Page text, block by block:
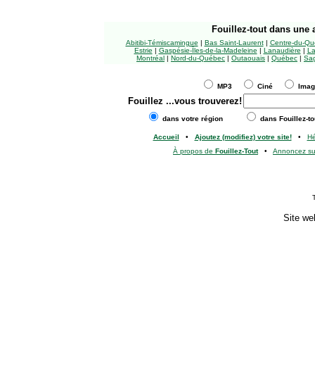
Fouillez-tout dans une
Abitibi-Témiscamingue | Bas Saint-Laurent| Centre-du-
Estrie | Gaspésie-Îles-de-la-Madeleine | Lanaudière |
Montréal | Nord-du-Québec | Outaouais | Québec |
MP3 Ciné
Fouillez ...vous trouverez!
dans votre région dans Fouillez-
Accueil • Ajoutez (modifiez) votre site!•
À propos de Fouillez-Tout• Annoncez
Site